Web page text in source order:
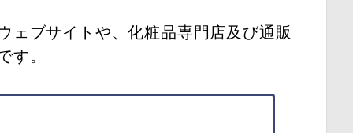
ェブサイトや、化粧品専門店及び通販
す。